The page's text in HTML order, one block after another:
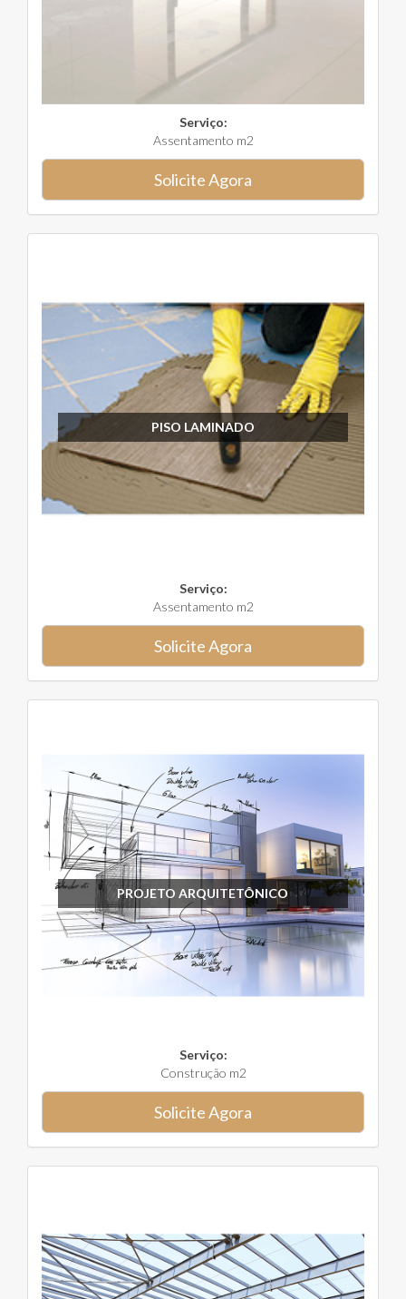
Serviço:
Assentamento m2
Solicite Agora
PISO LAMINADO
Serviço:
Assentamento m2
Solicite Agora
PROJETO ARQUITETÔNICO
Serviço:
Construção m2
Solicite Agora